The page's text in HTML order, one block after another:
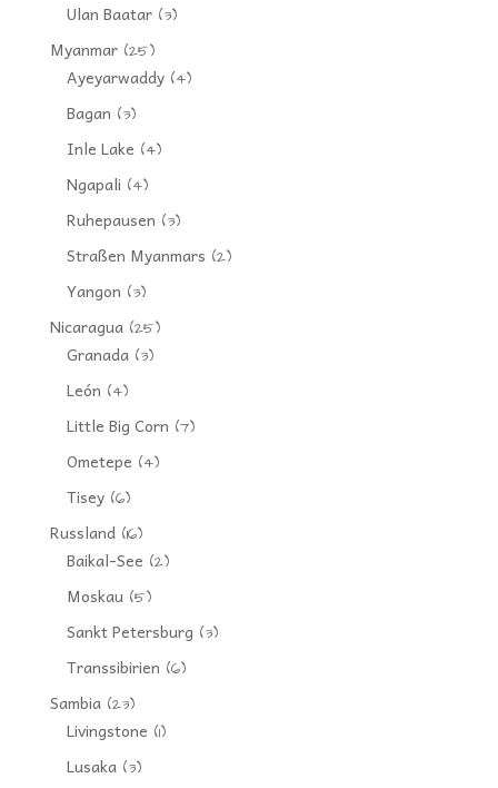
Ulan Baatar(3)
Myanmar(25)
Ayeyarwaddy(4)
Bagan (3)
Inle Lake (4)
Ngapali (4)
Ruhepausen (3)
Straßen Myanmars (2)
Yangon (3)
Nicaragua(25)
Granada(3)
León (4)
Little Big Corn (7)
Ometepe (4)
Tisey(6)
Russland(16)
Baikal-See (2)
Moskau(5)
Sankt Petersburg (3)
Transsibirien (6)
Sambia(23)
Livingstone (1)
Lusaka(3)